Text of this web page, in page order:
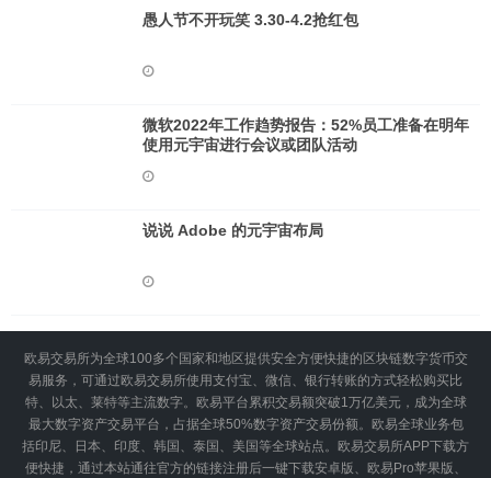
愚人节不开玩笑 3.30-4.2抢红包
微软2022年工作趋势报告：52%员工准备在明年
使用元宇宙进行会议或团队活动
说说 Adob​​e 的元宇宙布局
欧易交易所为全球100多个国家和地区提供安全方便快捷的区块链数字货币交
易服务，可通过欧易交易所使用支付宝、微信、银行转账的方式轻松购买比
特、以太、莱特等主流数字。欧易平台累积交易额突破1万亿美元，成为全球
最大数字资产交易平台，占据全球50%数字资产交易份额。欧易全球业务包
括印尼、日本、印度、韩国、泰国、美国等全球站点。欧易交易所APP下载方
便快捷，通过本站通往官方的链接注册后一键下载安卓版、欧易Pro苹果版、